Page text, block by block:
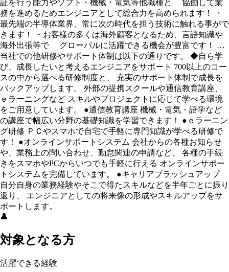
証を行う能力やソフト・機械・電気等他職種と 協働して業
務を進めるためエンジニアとして総合力を高められます！ ・
最先端の半導体業界、常に次の時代を担う技術に触れる事がで
きます！ ・お客様の多くは海外顧客となるため、言語知識や
海外出張等で グローバルに活躍できる機会が豊富です！ …
当社での他研修やサポート体制は以下の通りです。 ◆自ら学
び、成長したいと考えるエンジニアをサポート 700以上のコー
スの中から選べる研修制度と、 充実のサポート体制で成長を
バックアップします。 外部の提携スクールや通信教育講座、
ｅラーニングなど スキルやプロジェクトに応じて学べる環境
をご用意しています。 ●通信教育講座 機械・電気・語学など
の講座で幅広い分野の基礎知識を学習できます！ ●ｅラーニン
グ研修 ＰＣやスマホで自宅で手軽に専門知識が学べる研修で
す！ ●オンラインサポートシステム 会社からの各種お知らせ
や、業務上の問い合わせ、勤怠関連の申請など、 各種の手続
きをスマホやPCからいつでも手軽に行える オンラインサポー
トシステムを完備しています。 ●キャリアブラッシュアップ
自分自身の業務経験やそこで得たスキルなどを半年ごとに振り
返り、 エンジニアとしての将来像の形成やスキルアップをサ
ポートします。
👤
対象となる方
活躍できる経験